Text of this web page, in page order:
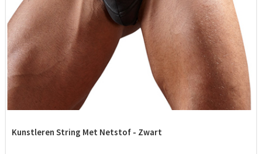
Kunstleren String Met Netstof - Zwart